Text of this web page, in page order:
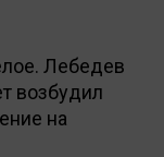
Лебедев
возбудил
на